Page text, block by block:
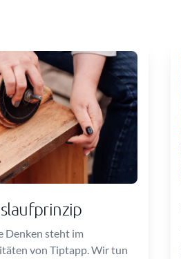
Denken steht im
von Tiptapp. Wir tun